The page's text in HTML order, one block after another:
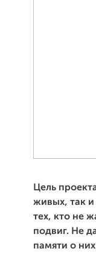
Цель
живых, так и
тех, кто не
подвиг. Не
памяти о